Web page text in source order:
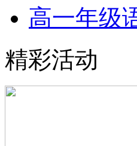
高一年级
精彩活动